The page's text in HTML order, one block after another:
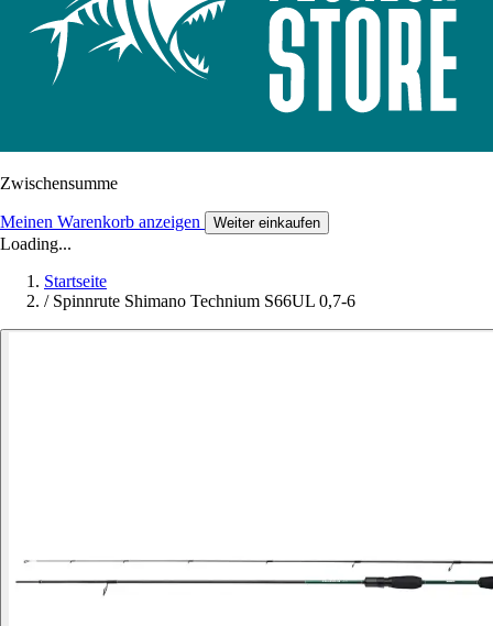
Zwischensumme
Meinen Warenkorb anzeigen Weiter einkaufen
Loading...
Startseite
/ Spinnrute Shimano Technium S66UL 0,7-6